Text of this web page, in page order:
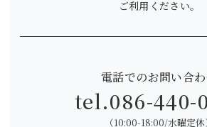
ご利用ください。
電話でのお問い合
tel.086-440-
（10:00-18:00/水曜定休